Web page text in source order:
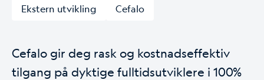
Ekstern utvikling Cefalo
Cefalo gir deg rask og kostnadseffektiv
tilgang på dyktige fulltidsutviklere i 100%